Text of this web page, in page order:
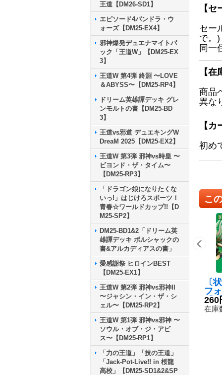
王道【DM26-SD1】
エピソード4パンドラ・ウ
ォーズ【DM25-EX4】
邪神爆発デュエナマイトパ
ック「王道W」【DM25-EX
3】
王道W 第4弾 終淵 〜LOVE
＆ABYSS〜【DM25-RP4】
ドリーム英雄譚デッキ グレ
ンモルトの書【DM25-BD
3】
王道vs邪道 デュエキングW
DreaM 2025【DM25-EX2】
王道W 第3弾 邪神vs時皇 〜
ビヨンド・ザ・タイム〜
【DM25-RP3】
「ドラゴン娘になりたくな
いっ!」はじけろスポーツ！
青春☆ワールドカップ!!【D
M25-SP2】
DM25-BD1&2「ドリーム英
雄譚デッキ ボルシャックの
書&アルカディアスの書」
愛感謝祭 ヒロインBEST
【DM25-EX1】
王道W 第2弾 邪神vs邪神II
〜ジャシン・イン・ザ・シ
ェル〜【DM25-RP2】
王道W 第1弾 邪神vs邪神 〜
ソウル・オブ・ジ・アビ
ス〜【DM25-RP1】
「力の王道」「技の王道」
「Jack-Pot-Live!! in 桜龍
高校」【DM25-SD1&2&SP
【
セー
で。)
同一
【
商品
異な
【
初め
こ
〔
フ
【C
36/
260
在庫